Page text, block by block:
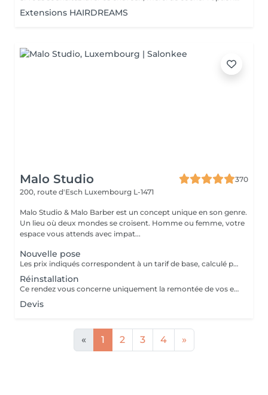
Extensions HAIRDREAMS
Malo Studio
370
200, route d'Esch Luxembourg L-1471
Malo Studio & Malo Barber est un concept unique en son genre.
Un lieu où deux mondes se croisent. Homme ou femme, votre
espace vous attends avec impat...
Nouvelle pose
Les prix indiqués correspondent à un tarif de base, calculé pour 1 rangée avec 2 mèches, soit le minimum pour un apport de volume uniquement. Un diagnostic personnalisé est réalisé avant chaque prestation. Le tarif final varie en fonction : - de la densité de vos cheveux, -de leur longueur, -du nombre de rangées nécessaires -du résultat souhaité.
Réinstallation
Ce rendez vous concerne uniquement la remontée de vos extensions déjà posées. Aucune nouvelle installation incluse, pour une pose complète ou de nouveaux cheveux, merci de réserver le service "nouvelle pose"
Devis
« 1 2 3 4 »